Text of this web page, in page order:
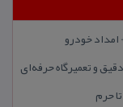
خودرو
و تعمیرگاه حرفه‌ای